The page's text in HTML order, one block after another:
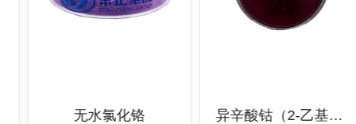
无水氯化铬 异辛酸钴（2-乙基己酸钴）